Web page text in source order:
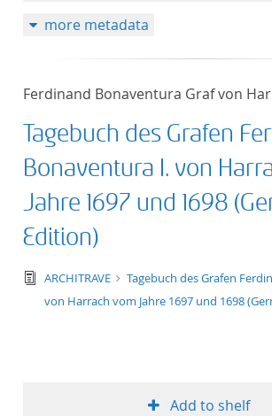
more metadata
Ferdinand Bonaventura Graf von
Tagebuch des Grafen
Bonaventura I. von
Jahre 1697 und 1698
Edition)
text/
ARCHITRAVE
Tagebuch des Grafen
von Harrach vom Jahre 1697 und 1698
Add to shelf